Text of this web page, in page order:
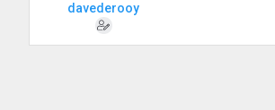
davederooy